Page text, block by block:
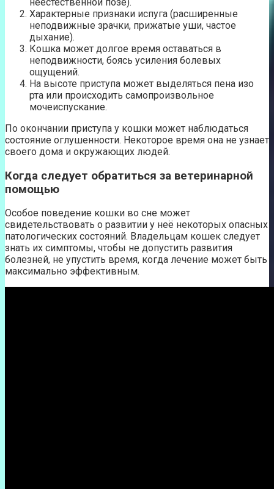
Характерные признаки испуга (расширенные
неподвижные зрачки, прижатые уши, частое
дыхание).
Кошка может долгое время оставаться в
неподвижности, боясь усиления болевых
ощущений.
На высоте приступа может выделяться пена изо
рта или происходить самопроизвольное
мочеиспускание.
По окончании приступа у кошки может наблюдаться
состояние оглушенности. Некоторое время она не узнает
своего дома и окружающих людей.
Когда следует обратиться за ветеринарной
помощью
Особое поведение кошки во сне может
свидетельствовать о развитии у неё некоторых опасных
патологических состояний. Владельцам кошек следует
знать их симптомы, чтобы не допустить развития
болезней, не упустить время, когда лечение может быть
максимально эффективным.